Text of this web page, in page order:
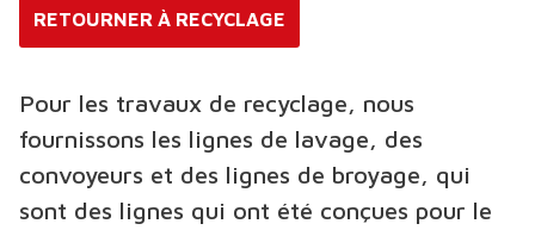
RETOURNER À RECYCLAGE
Pour les travaux de recyclage, nous
fournissons les lignes de lavage, des
convoyeurs et des lignes de broyage, qui
sont des lignes qui ont été conçues pour le